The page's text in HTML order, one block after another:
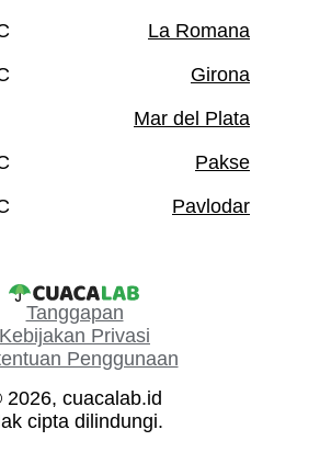
La Romana
Girona
Mar del Plata
Pakse
Pavlodar
Tanggapan
Kebijakan Privasi
Penggunaan
2026, cuacalab.id
cipta dilindungi.